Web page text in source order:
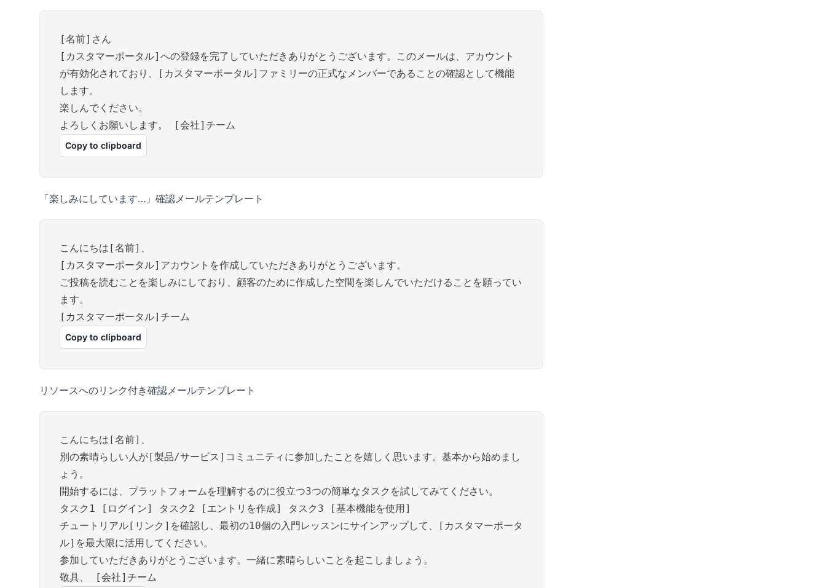
[名前]さん
[カスタマーポータル]への登録を完了していただきありがとうございます。このメールは、アカウント
が有効化されており、[カスタマーポータル]ファミリーの正式なメンバーであることの確認として機能
します。
楽しんでください。
よろしくお願いします。 [会社]チーム
Copy to clipboard
「楽しみにしています…」確認メールテンプレート
こんにちは[名前]、
[カスタマーポータル]アカウントを作成していただきありがとうございます。
ご投稿を読むことを楽しみにしており、顧客のために作成した空間を楽しんでいただけることを願ってい
ます。
[カスタマーポータル]チーム
Copy to clipboard
リソースへのリンク付き確認メールテンプレート
こんにちは[名前]、
別の素晴らしい人が[製品/サービス]コミュニティに参加したことを嬉しく思います。基本から始めまし
ょう。
開始するには、プラットフォームを理解するのに役立つ3つの簡単なタスクを試してみてください。
タスク1 [ログイン] タスク2 [エントリを作成] タスク3 [基本機能を使用]
チュートリアル[リンク]を確認し、最初の10個の入門レッスンにサインアップして、[カスタマーポータ
ル]を最大限に活用してください。
参加していただきありがとうございます。一緒に素晴らしいことを起こしましょう。
敬具、 [会社]チーム